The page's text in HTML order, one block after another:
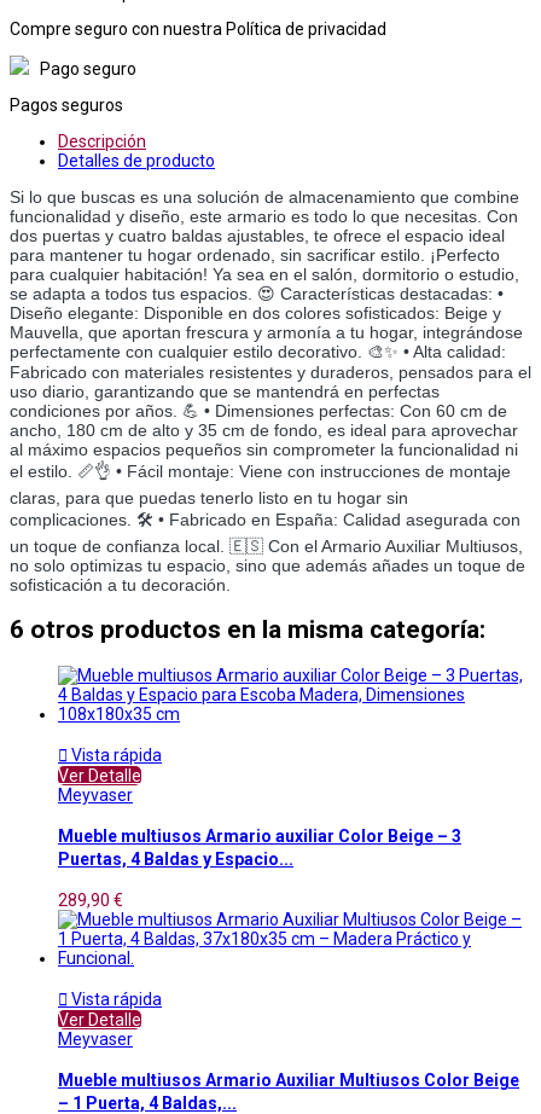
Compre seguro con nuestra Política de privacidad
Pago seguro
Pagos seguros
Descripción
Detalles de producto
Si lo que buscas es una solución de almacenamiento que combine
funcionalidad y diseño, este armario es todo lo que necesitas. Con
dos puertas y cuatro baldas ajustables, te ofrece el espacio ideal
para mantener tu hogar ordenado, sin sacrificar estilo. ¡Perfecto
para cualquier habitación! Ya sea en el salón, dormitorio o estudio,
se adapta a todos tus espacios. 😍 Características destacadas: •
Diseño elegante: Disponible en dos colores sofisticados: Beige y
Mauvella, que aportan frescura y armonía a tu hogar, integrándose
perfectamente con cualquier estilo decorativo. 🎨✨ • Alta calidad:
Fabricado con materiales resistentes y duraderos, pensados para el
uso diario, garantizando que se mantendrá en perfectas
condiciones por años. 💪 • Dimensiones perfectas: Con 60 cm de
ancho, 180 cm de alto y 35 cm de fondo, es ideal para aprovechar
al máximo espacios pequeños sin comprometer la funcionalidad ni
el estilo. 📏👌 • Fácil montaje: Viene con instrucciones de montaje
claras, para que puedas tenerlo listo en tu hogar sin
complicaciones. 🛠️ • Fabricado en España: Calidad asegurada con
un toque de confianza local. 🇪🇸 Con el Armario Auxiliar Multiusos,
no solo optimizas tu espacio, sino que además añades un toque de
sofisticación a tu decoración.
6 otros productos en la misma categoría:
 Vista rápida
Ver Detalle
Meyvaser
Mueble multiusos Armario auxiliar Color Beige – 3
Puertas, 4 Baldas y Espacio...
289,90 €
 Vista rápida
Ver Detalle
Meyvaser
Mueble multiusos Armario Auxiliar Multiusos Color Beige
– 1 Puerta, 4 Baldas,...